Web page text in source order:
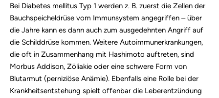
Bei Diabetes mellitus Typ 1 werden z. B. zuerst die Zellen der
Bauchspeicheldrüse vom Immunsystem angegriffen – über
die Jahre kann es dann auch zum ausgedehnten Angriff auf
die Schilddrüse kommen. Weitere Autoimmunerkrankungen,
die oft in Zusammenhang mit Hashimoto auftreten, sind
Morbus Addison, Zöliakie oder eine schwere Form von
Blutarmut (perniziöse Anämie). Ebenfalls eine Rolle bei der
Krankheitsentstehung spielt offenbar die Leberentzündung